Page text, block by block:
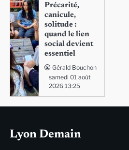
Précarité,
canicule,
solitude :
quand le lien
social devient
essentiel
Gérald Bouchon
samedi 01 août
2026 13:25
Lyon Demain